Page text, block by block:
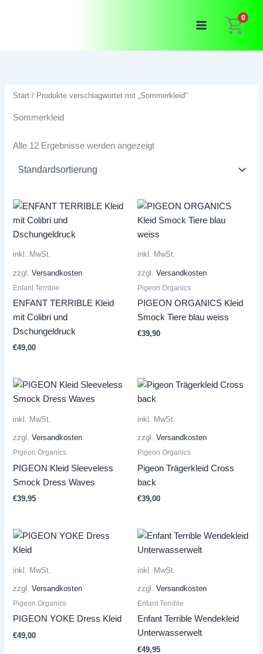
0
Start / Produkte verschlagwortet mit „Sommerkleid“
Sommerkleid
Alle 12 Ergebnisse werden angezeigt
inkl. MwSt.
zzgl.Versandkosten
Enfant Terrible
ENFANT TERRIBLE Kleid
mit Colibri und
Dschungeldruck
€49,00
inkl. MwSt.
zzgl. Versandkosten
Pigeon Organics
PIGEON ORGANICS Kleid
Smock Tiere blau weiss
€39,90
inkl. MwSt.
zzgl.Versandkosten
Pigeon Organics
PIGEON Kleid Sleeveless
Smock Dress Waves
€39,95
inkl. MwSt.
zzgl. Versandkosten
Pigeon Organics
Pigeon Trägerkleid Cross
back
€39,00
inkl. MwSt.
zzgl.Versandkosten
Pigeon Organics
PIGEON YOKE Dress Kleid
€49,00
inkl. MwSt.
zzgl. Versandkosten
Enfant Terrible
Enfant Terrible Wendekleid
Unterwasserwelt
€49,95